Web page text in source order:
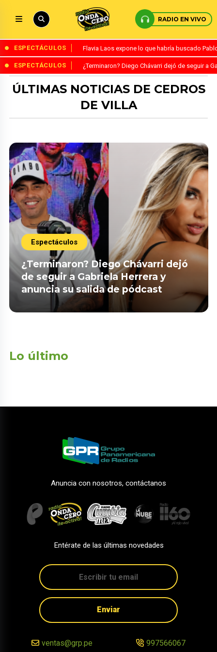
RADIO EN VIVO
ESPECTÁCULOS Flavia Laos expone lo que habría buscado
ESPECTÁCULOS ¿Terminaron? Diego Chávarri dejó de seguir a
ÚLTIMAS NOTICIAS DE CEDROS
DE VILLA
Espectáculos
¿Terminaron? Diego Chávarri dejó
de seguir a Gabriela Herrera y
anuncia su salida de pódcast
Lo último
Anuncia con nosotros, contáctanos
Entérate de las últimas novedades
Enviar
ventas@grp.pe 997566067